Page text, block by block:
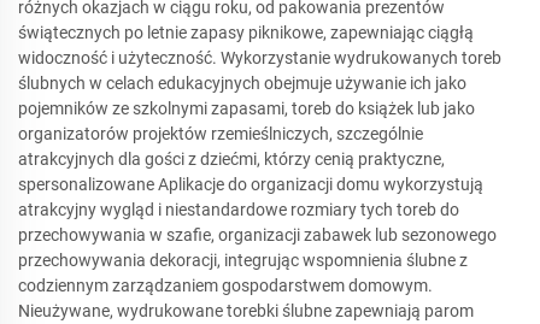
różnych okazjach w ciągu roku, od pakowania prezentów
świątecznych po letnie zapasy piknikowe, zapewniając ciągłą
widoczność i użyteczność. Wykorzystanie wydrukowanych toreb
ślubnych w celach edukacyjnych obejmuje używanie ich jako
pojemników ze szkolnymi zapasami, toreb do książek lub jako
organizatorów projektów rzemieślniczych, szczególnie
atrakcyjnych dla gości z dziećmi, którzy cenią praktyczne,
spersonalizowane Aplikacje do organizacji domu wykorzystują
atrakcyjny wygląd i niestandardowe rozmiary tych toreb do
przechowywania w szafie, organizacji zabawek lub sezonowego
przechowywania dekoracji, integrując wspomnienia ślubne z
codziennym zarządzaniem gospodarstwem domowym.
Nieużywane, wydrukowane torebki ślubne zapewniają parom